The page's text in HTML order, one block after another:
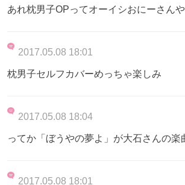
あれ枕男子OPってオーイシおにーさん
2017.05.08 18:01
枕男子セルフカバーめっちゃ楽しみ
2017.05.08 18:04
ってか「ぼうやの夢よ」が大石さんの
2017.05.08 18:01